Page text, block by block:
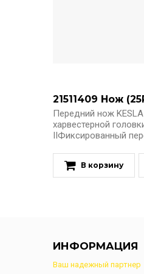
21511409 Нож
Передний нож
харвестерной
IIФиксированный
В корзину
ИНФОРМАЦИЯ
Ваш надежный партнер